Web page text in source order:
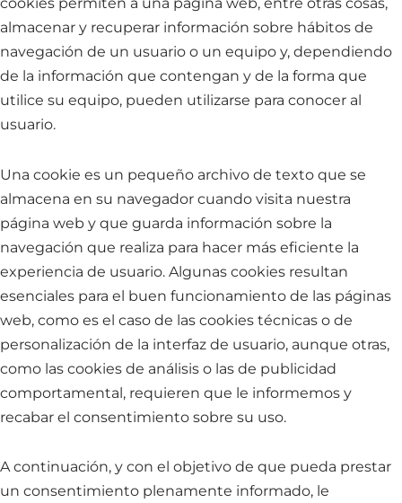
almacenar y recuperar información sobre hábitos de
navegación de un usuario o un equipo y, dependiendo
de la información que contengan y de la forma que
utilice su equipo, pueden utilizarse para conocer al
usuario.
Una cookie es un pequeño archivo de texto que se
almacena en su navegador cuando visita nuestra
página web y que guarda información sobre la
navegación que realiza para hacer más eficiente la
experiencia de usuario. Algunas cookies resultan
esenciales para el buen funcionamiento de las páginas
web, como es el caso de las cookies técnicas o de
personalización de la interfaz de usuario, aunque otras,
como las cookies de análisis o las de publicidad
comportamental, requieren que le informemos y
recabar el consentimiento sobre su uso.
A continuación, y con el objetivo de que pueda prestar
un consentimiento plenamente informado, le